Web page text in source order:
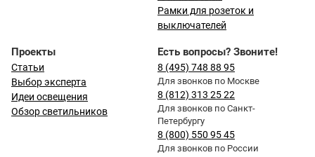
Рамки для розеток и
выключателей
Проекты
Статьи
Выбор эксперта
Идеи освещения
Обзор светильников
Есть вопросы? Звоните!
8 (495) 748 88 95
Для звонков по Москве
8 (812) 313 25 22
Для звонков по Санкт-
Петербургу
8 (800) 550 95 45
Для звонков по России